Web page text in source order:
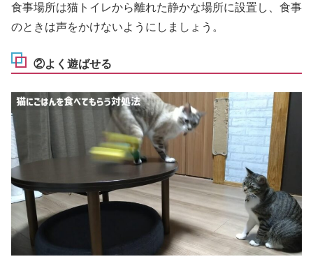
食事場所は猫トイレから離れた静かな場所に設置し、食事
のときは声をかけないようにしましょう。
②よく遊ばせる